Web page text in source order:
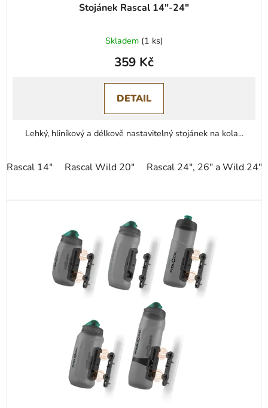
Stojánek Rascal 14"-24"
hodnocení
produktu
5,0
z
Skladem (1 ks)
359 Kč
DETAIL
Lehký, hliníkový a délkově nastavitelný stojánek na kola...
Rascal 14" Rascal Wild 20" Rascal 24", 26" a Wild 24"